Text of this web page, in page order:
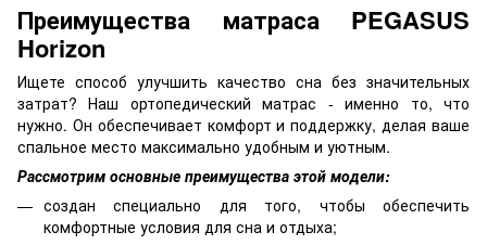
Преимущества матраса PEGASUS
Horizon
Ищете способ улучшить качество сна без значительных
затрат? Наш ортопедический матрас - именно то, что
нужно. Он обеспечивает комфорт и поддержку, делая ваше
спальное место максимально удобным и уютным.
Рассмотрим основные преимущества этой модели:
создан специально для того, чтобы обеспечить
комфортные условия для сна и отдыха;